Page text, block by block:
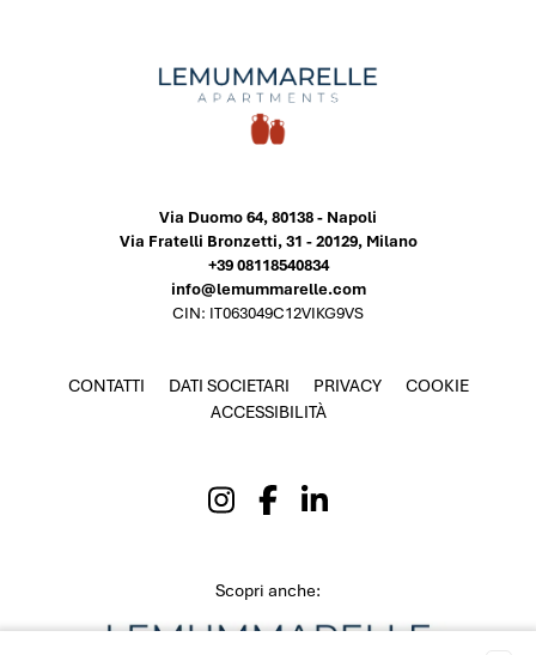
Via Duomo 64, 80138 - Napoli
Via Fratelli Bronzetti, 31 - 20129, Milano
+39 08118540834
info@lemummarelle.com
CIN: IT063049C12VIKG9VS
CONTATTI DATI SOCIETARI PRIVACY
COOKIE
ACCESSIBILITÀ
Scopri anche: